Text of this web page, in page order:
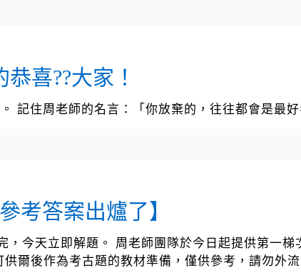
喜??大家！
記住周老師的名言：「你放棄的，往往都會是最好
考答案出爐了】
，今天立即解題。 周老師團隊於今日起提供第一
爾後作為考古題的教材準備，僅供參考，請勿外